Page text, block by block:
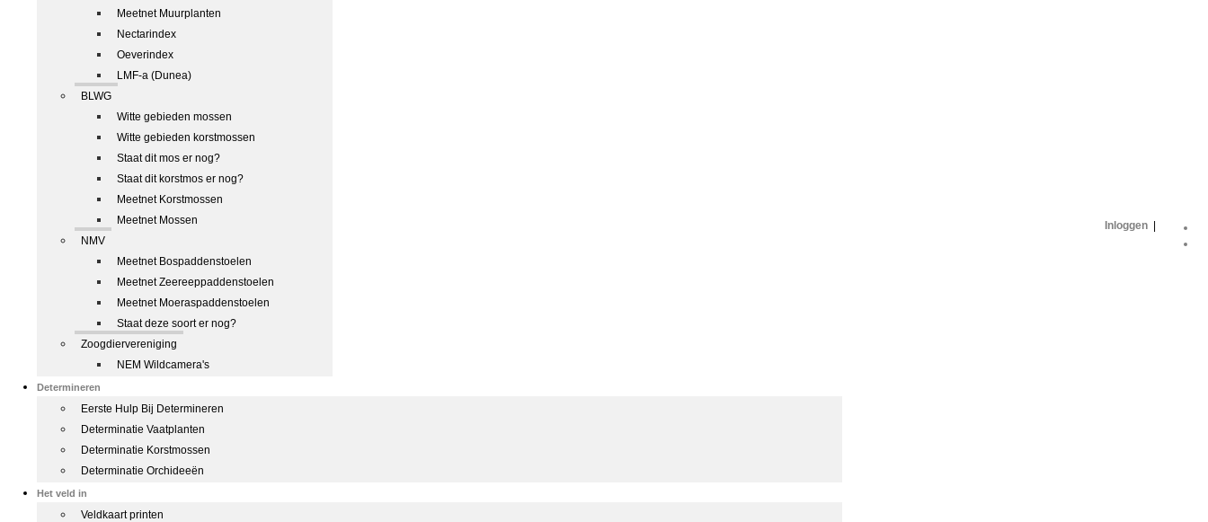
Meetnet Muurplanten
Nectarindex
Oeverindex
LMF-a (Dunea)
BLWG
Witte gebieden mossen
Witte gebieden korstmossen
Staat dit mos er nog?
Staat dit korstmos er nog?
Meetnet Korstmossen
Meetnet Mossen
NMV
Meetnet Bospaddenstoelen
Meetnet Zeereeppaddenstoelen
Meetnet Moeraspaddenstoelen
Staat deze soort er nog?
Zoogdiervereniging
NEM Wildcamera's
Determineren
Eerste Hulp Bij Determineren
Determinatie Vaatplanten
Determinatie Korstmossen
Determinatie Orchideeën
Het veld in
Veldkaart printen
Inloggen